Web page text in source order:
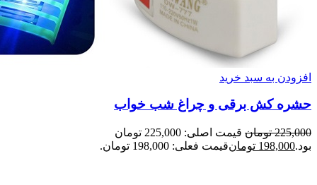
افزودن به سبد خرید
حشره کش برقی و چراغ شب خواب
225,000 تومان
قیمت اصلی: 225,000 تومان
بود.198,000 تومانقیمت فعلی: 198,000 تومان.